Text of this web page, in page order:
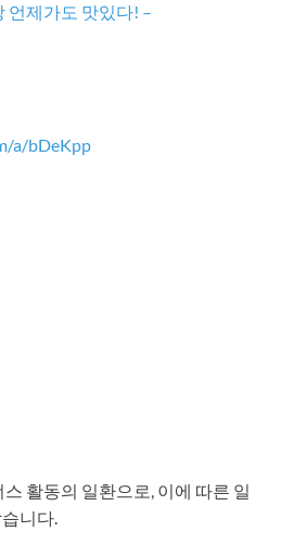
언제가도 맛있다! –
a/bDeKpp
활동의 일환으로, 이에 따른 일
니다.